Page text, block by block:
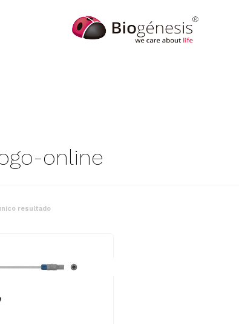
online
resultado